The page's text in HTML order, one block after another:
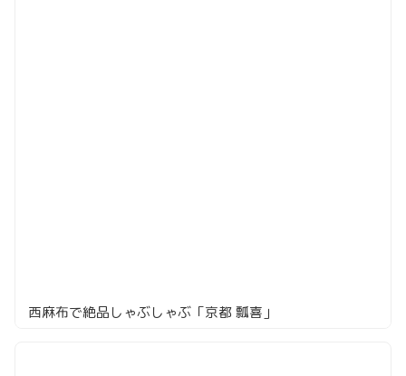
西麻布で絶品しゃぶしゃぶ「京都 瓢喜」